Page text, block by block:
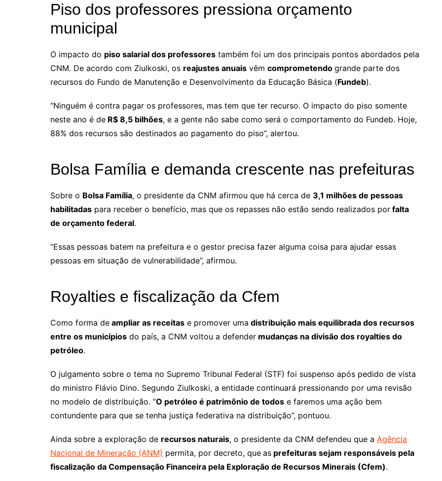
Piso dos professores pressiona orçamento
municipal
O impacto do piso salarial dos professores também foi um dos principais pontos abordados pela
CNM. De acordo com Ziulkoski, os reajustes anuais vêm comprometendo grande parte dos
recursos do Fundo de Manutenção e Desenvolvimento da Educação Básica (Fundeb).
“Ninguém é contra pagar os professores, mas tem que ter recurso. O impacto do piso somente
neste ano é de R$ 8,5 bilhões, e a gente não sabe como será o comportamento do Fundeb. Hoje,
88% dos recursos são destinados ao pagamento do piso”, alertou.
Bolsa Família e demanda crescente nas prefeituras
Sobre o Bolsa Família, o presidente da CNM afirmou que há cerca de 3,1 milhões de pessoas
habilitadas para receber o benefício, mas que os repasses não estão sendo realizados por falta
de orçamento federal.
“Essas pessoas batem na prefeitura e o gestor precisa fazer alguma coisa para ajudar essas
pessoas em situação de vulnerabilidade”, afirmou.
Royalties e fiscalização da Cfem
Como forma de ampliar as receitas e promover uma distribuição mais equilibrada dos recursos
entre os municípios do país, a CNM voltou a defender mudanças na divisão dos royalties do
petróleo.
O julgamento sobre o tema no Supremo Tribunal Federal (STF) foi suspenso após pedido de vista
do ministro Flávio Dino. Segundo Ziulkoski, a entidade continuará pressionando por uma revisão
no modelo de distribuição. “O petróleo é patrimônio de todos e faremos uma ação bem
contundente para que se tenha justiça federativa na distribuição”, pontuou.
Ainda sobre a exploração de recursos naturais, o presidente da CNM defendeu que a Agência
Nacional de Mineração (ANM) permita, por decreto, que as prefeituras sejam responsáveis pela
fiscalização da Compensação Financeira pela Exploração de Recursos Minerais (Cfem).